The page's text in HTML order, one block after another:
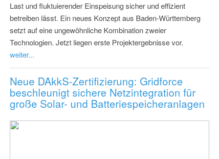
Last und fluktuierender Einspeisung sicher und effizient
betreiben lässt. Ein neues Konzept aus Baden-Württemberg
setzt auf eine ungewöhnliche Kombination zweier
Technologien. Jetzt liegen erste Projektergebnisse vor.
weiter...
Neue DAkkS-Zertifizierung: Gridforce
beschleunigt sichere Netzintegration für
große Solar- und Batteriespeicheranlagen